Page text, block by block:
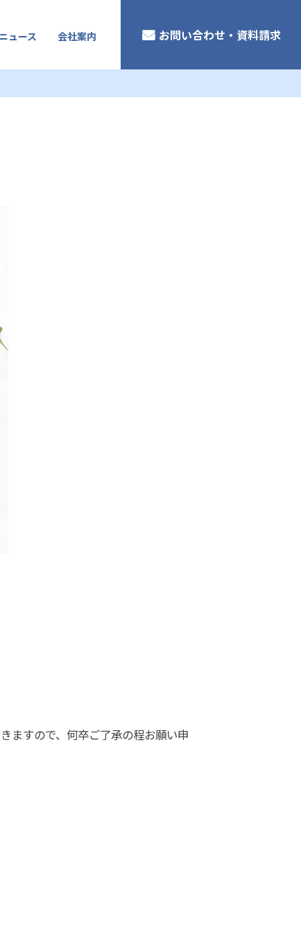
ニュース 会社案内 お問い合わせ・資料請求
ますので、何卒ご了承の程お願い申